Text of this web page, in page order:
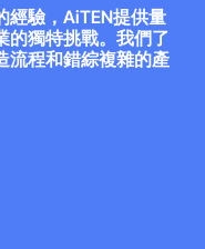
經驗，AiTEN提供量
的獨特挑戰。我們了
流程和錯綜複雜的產